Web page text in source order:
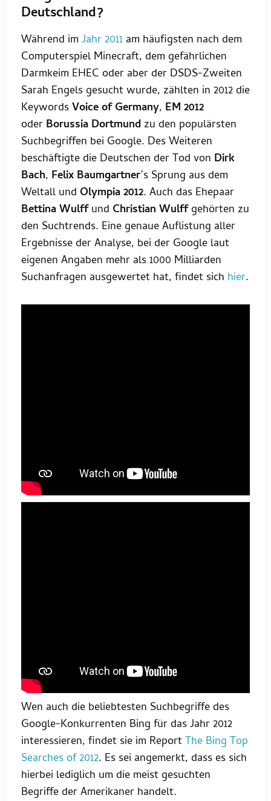
Deutschland?
Während im Jahr 2011 am häufigsten nach dem
Computerspiel Minecraft, dem gefährlichen
Darmkeim EHEC oder aber der DSDS-Zweiten
Sarah Engels gesucht wurde, zählten in 2012 die
KeywordsVoice of Germany, EM 2012
oder Borussia Dortmund zu den populärsten
Suchbegriffen bei Google. Des Weiteren
beschäftigte die Deutschen der Tod von Dirk
Bach, Felix Baumgartner’s Sprung aus dem
Weltall und Olympia 2012. Auch das Ehepaar
Bettina Wulffund Christian Wulffgehörten zu
den Suchtrends. Eine genaue Auflistung aller
Ergebnisse der Analyse, bei der Google laut
eigenen Angaben mehr als 1000 Milliarden
Suchanfragen ausgewertet hat, findet sich hier.
Wen auch die beliebtesten Suchbegriffe des
Google-Konkurrenten Bing für das Jahr 2012
interessieren, findet sie im ReportThe Bing Top
Searches of 2012. Es sei angemerkt, dass es sich
hierbei lediglich um die meist gesuchten
Begriffe der Amerikaner handelt.